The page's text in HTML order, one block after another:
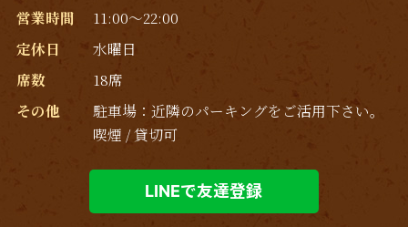
2017年11月
2017年7月(1)
2017年6月
2017年5月(1)
営業時間
11:00～22:00
定休日
水曜日
席数
18席
その他
駐車場：近隣のパーキングをご活用下さい｡
喫煙 / 貸切可
LINEで友達登録